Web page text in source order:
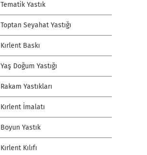
Tematik Yastık
Toptan Seyahat Yastığı
Kırlent Baskı
Yaş Doğum Yastığı
Rakam Yastıkları
Kırlent İmalatı
Boyun Yastık
Kırlent Kılıfı